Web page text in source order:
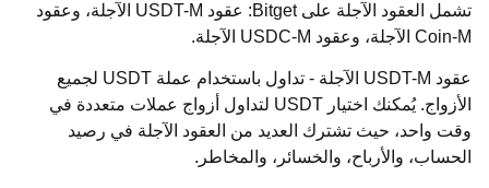
تشمل العقود الآجلة على Bitget: عقود USDT-M الآجلة، وعقود
Coin-M الآجلة، وعقود USDC-M الآجلة.
عقود USDT-M الآجلة - تداول باستخدام عملة USDT لجميع
الأزواج. يُمكنك اختيار USDT لتداول أزواج عملات متعددة في
وقت واحد، حيث تشترك العديد من العقود الآجلة في رصيد
الحساب، والأرباح، والخسائر، والمخاطر.